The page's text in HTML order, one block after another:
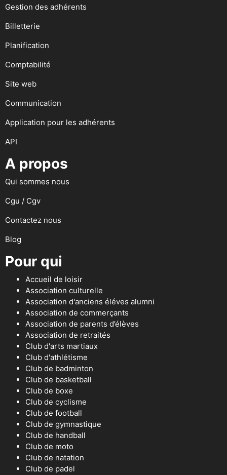
Gestion des adhérents
Billetterie
Planification
Comptabilité
Site web
Communication
Application pour les adhérents
API
A propos
Qui sommes nous
Cgu / Cgv
Contactez nous
Blog
Pour qui
Accueil de loisir
Association culturelle
Association d'anciens éléves alumni
Association de commerçants
Association de parents d’élèves
Association de retraités
Club d'arts martiaux
Club d'athlétisme
Club de badminton
Club de basketball
Club de boxe
Club de cyclisme
Club de football
Club de gymnastique
Club de handball
Club de moto
Club de natation
Club de padel